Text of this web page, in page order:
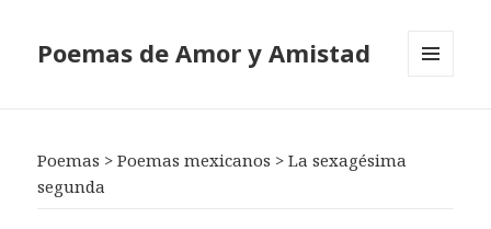
Poemas de Amor y Amistad
Poemas >Poemas mexicanos >La sexagésima
segunda